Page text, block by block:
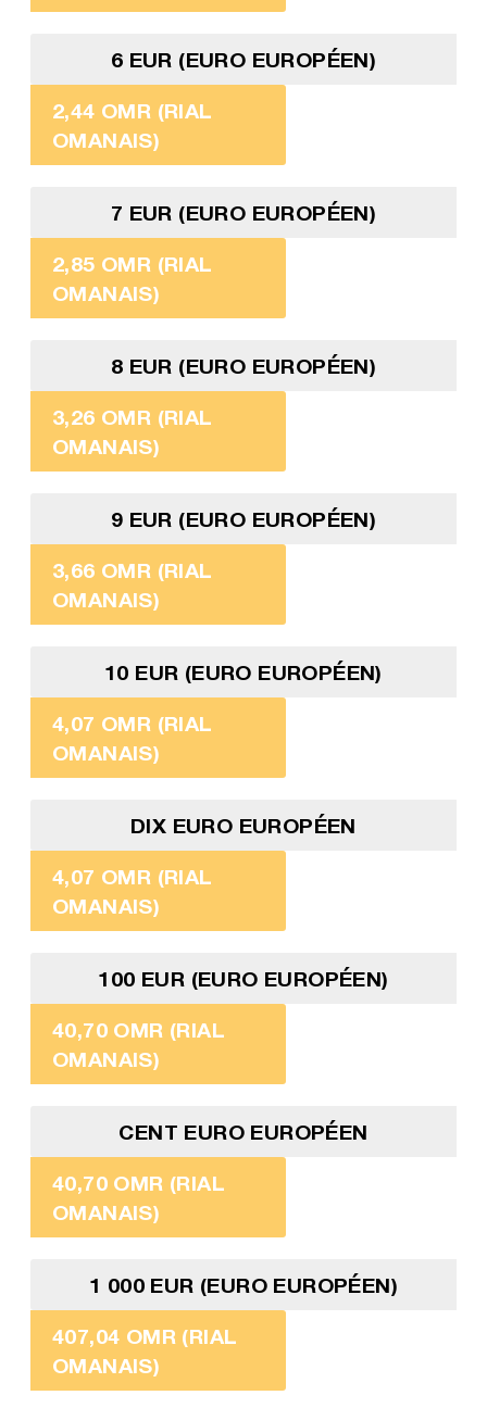
6 EUR (EURO EUROPÉEN)
2,44 OMR (RIAL
OMANAIS)
7 EUR (EURO EUROPÉEN)
2,85 OMR (RIAL
OMANAIS)
8 EUR (EURO EUROPÉEN)
3,26 OMR (RIAL
OMANAIS)
9 EUR (EURO EUROPÉEN)
3,66 OMR (RIAL
OMANAIS)
10 EUR (EURO EUROPÉEN)
4,07 OMR (RIAL
OMANAIS)
DIX EURO EUROPÉEN
4,07 OMR (RIAL
OMANAIS)
100 EUR (EURO EUROPÉEN)
40,70 OMR (RIAL
OMANAIS)
CENT EURO EUROPÉEN
40,70 OMR (RIAL
OMANAIS)
1 000 EUR (EURO EUROPÉEN)
407,04 OMR (RIAL
OMANAIS)